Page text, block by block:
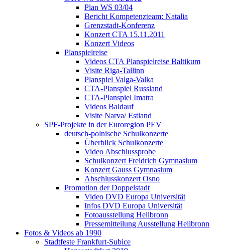
Plan WS 03/04
Bericht Kompetenzteam: Natalia
Grenzstadt-Konferenz
Konzert CTA 15.11.2011
Konzert Videos
Planspielreise
Videos CTA Planspielreise Baltikum
Visite Riga-Tallinn
Planspiel Valga-Valka
CTA-Planspiel Russland
CTA-Planspiel Imatra
Videos Baldauf
Visite Narva/ Estland
SPF-Projekte in der Euroregion PEV
deutsch-polnische Schulkonzerte
Überblick Schulkonzerte
Video Abschlussprobe
Schulkonzert Freidrich Gymnasium
Konzert Gauss Gymnasium
Abschlusskonzert Osno
Promotion der Doppelstadt
Video DVD Europa Universität
Infos DVD Europa Universität
Fotoausstellung Heilbronn
Pressemitteilung Ausstellung Heilbronn
Fotos & Videos ab 1990
Stadtfeste Frankfurt-Subice